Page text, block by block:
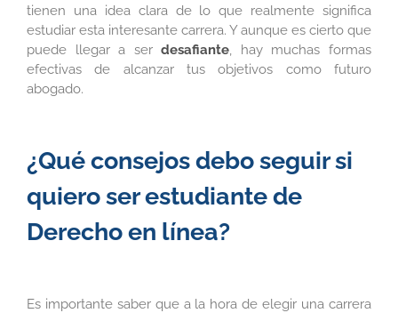
tienen una idea clara de lo que realmente significa
estudiar esta interesante carrera. Y aunque es cierto que
puede llegar a serdesafiante, hay muchas formas
efectivas de alcanzar tus objetivos como futuro
abogado.
¿Qué consejos debo seguir si
quiero ser estudiante de
Derecho en línea­­?
Es importante saber que a la hora de elegir una carrera